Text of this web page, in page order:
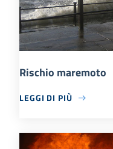
Rischio maremoto
LEGGI DI PIÙ